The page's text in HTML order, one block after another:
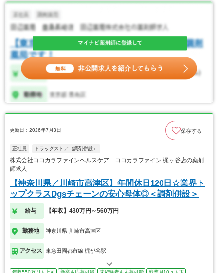
更新日：2026年7月3日 保存する
正社員 ドラッグストア（調剤併設）
株式会社ココカラファインヘルスケア ココカラファイン 梶ヶ谷店の薬剤
師求人
【神奈川県／川崎市高津区】年間休日120日☆業界ト
ップクラスDgsチェーンの安心母体◎＜調剤併設＞
給与 【年収】430万円～560万円
勤務地 神奈川県 川崎市高津区
アクセス 東急田園都市線 梶が谷駅
年収550万円以上可 新卒も応募可能 未経験者も応募可能 残業月10ｈ以下